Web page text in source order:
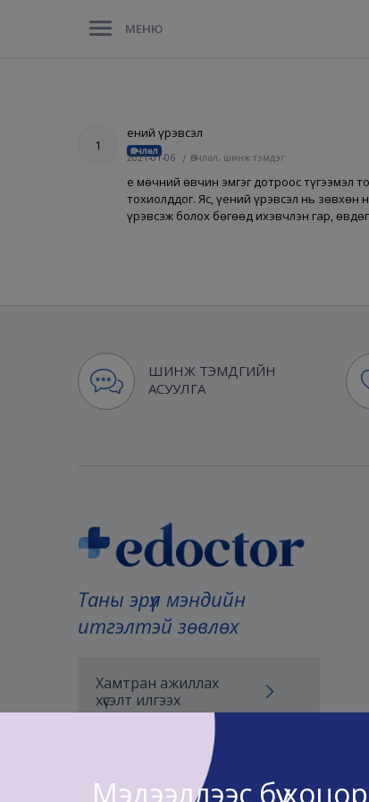
МЕНЮ
1
Үений үрэвсэл
Өвчлөл
2021-01-06 / Өвчлөл, шинж тэмдэг
Үе мөчний өвчин эмгэг дотроос түгээмэл
тохиолддог. Яс, үений үрэвсэл нь зөвхөн
үрэвсэж болох бөгөөд ихэвчлэн гар,
Мэдээллээс бүү хоцор
ШИНЖ ТЭМДГИЙН
АСУУЛГА
Таны эрүүл мэндийн
итгэлтэй зөвлөх
Хамтран ажиллах
хүсэлт илгээх